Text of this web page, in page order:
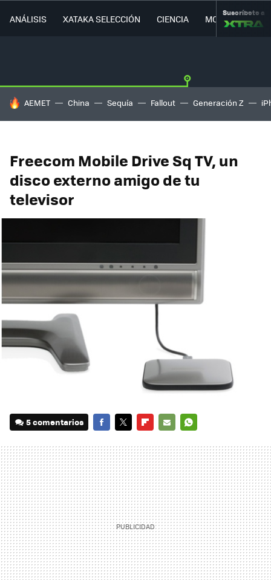
ANÁLISIS XATAKA SELECCIÓN CIENCIA MOVILIDAD
Suscríbete a
HOY SE HABLA DE
AEMET China Sequía Fallout Generación Z
Freecom Mobile Drive Sq TV, un
disco externo amigo de tu
televisor
5 comentarios
MAIL